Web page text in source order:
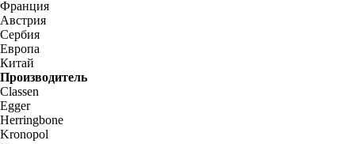
Франция
Австрия
Сербия
Европа
Китай
Производитель
Classen
Egger
Herringbone
Kronopol